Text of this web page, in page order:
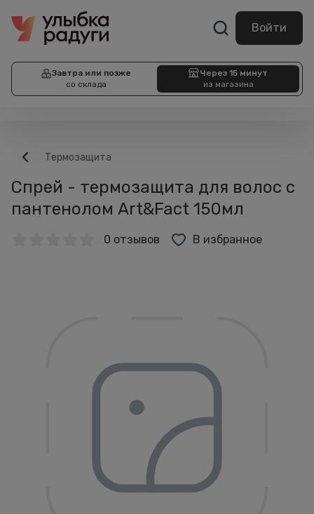
Войти
Завтра или позже
со склада
Через 15 минут
из магазина
Термозащита
Спрей - термозащита для волос с
пантенолом Art&Fact 150мл
0 отзывов В избранное